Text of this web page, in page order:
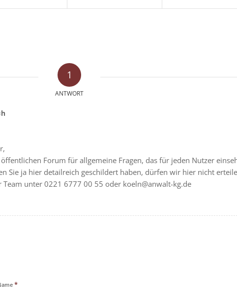
1
ANTWORT
Forum für allgemeine Fragen, das für jeden Nutzer
Sie ja hier detailreich geschildert haben, dürfen wir hier nicht
Team unter 0221 6777 00 55 oder koeln@anwalt-kg.de
*